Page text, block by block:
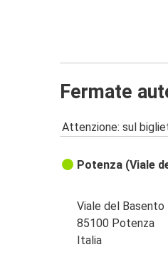
Fermate
Attenzione: sul
Potenza (Viale
Viale del Basento
85100 Potenza
Italia